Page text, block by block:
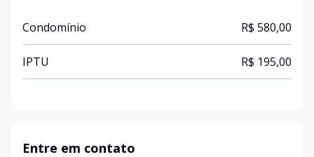
Condomínio R$ 580,00
IPTU R$ 195,00
Entre em contato